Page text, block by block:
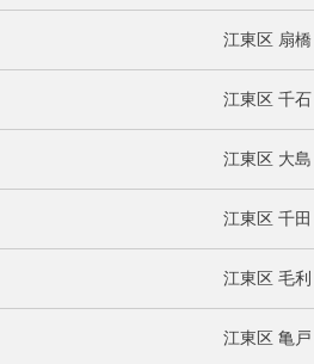
江東区 扇橋
江東区 千石
江東区 大島
江東区 千田
江東区 毛利
江東区 亀戸